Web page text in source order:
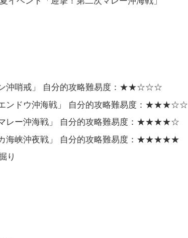
ン沖哨戒」 自分的攻略難易度：★★☆☆☆
ンドウ沖海戦」 自分的攻略難易度：★★★☆☆
マレー沖海戦」 自分的攻略難易度：★★★★☆
海峡沖夜戦」 自分的攻略難易度：★★★★★
り